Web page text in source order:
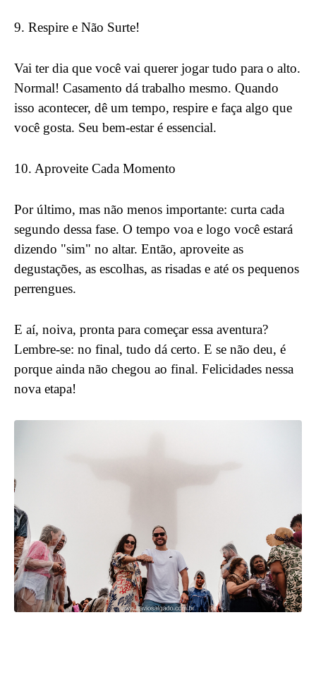
9. Respire e Não Surte!
Vai ter dia que você vai querer jogar tudo para o alto.
Normal! Casamento dá trabalho mesmo. Quando
isso acontecer, dê um tempo, respire e faça algo que
você gosta. Seu bem-estar é essencial.
10. Aproveite Cada Momento
Por último, mas não menos importante: curta cada
segundo dessa fase. O tempo voa e logo você estará
dizendo "sim" no altar. Então, aproveite as
degustações, as escolhas, as risadas e até os pequenos
perrengues.
E aí, noiva, pronta para começar essa aventura?
Lembre-se: no final, tudo dá certo. E se não deu, é
porque ainda não chegou ao final. Felicidades nessa
nova etapa!